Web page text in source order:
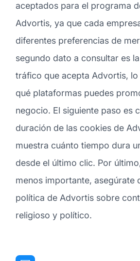
aceptados para el programa
Advortis, ya que cada
diferentes preferencias de
segundo dato a consultar es
tráfico que acepta Advortis, lo
qué plataformas puedes
negocio. El siguiente paso es
duración de las cookies de
muestra cuánto tiempo dura
desde el último clic. Por
menos importante, asegúrate
política de Advortis sobre
religioso y político.